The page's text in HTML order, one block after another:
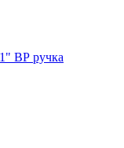
ВР ручка